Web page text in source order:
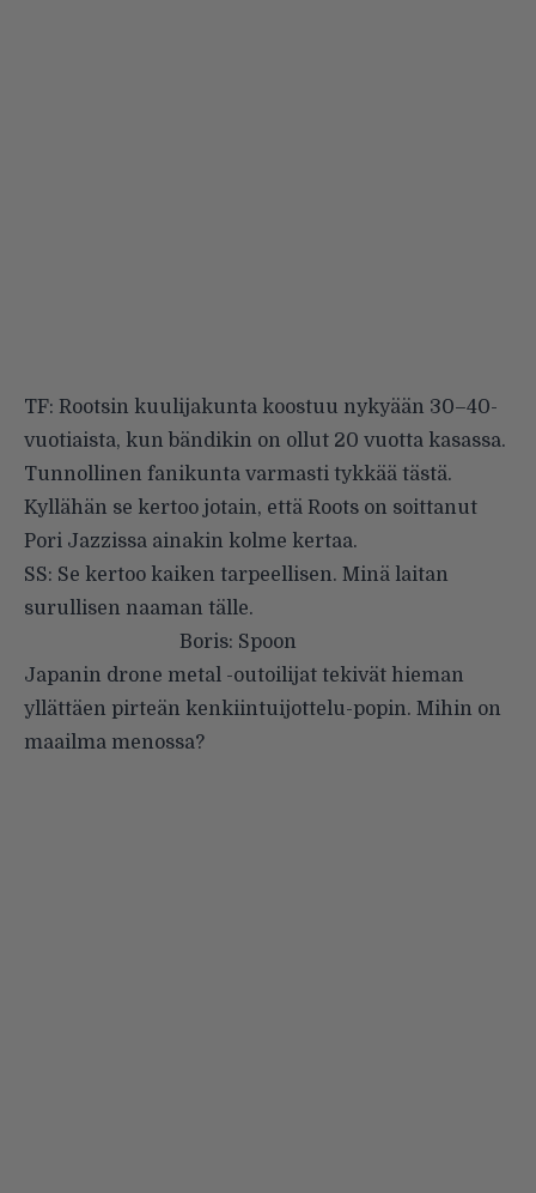
TF: Rootsin kuulijakunta koostuu nykyään 30–40-
vuotiaista, kun bändikin on ollut 20 vuotta kasassa.
Tunnollinen fanikunta varmasti tykkää tästä.
Kyllähän se kertoo jotain, että Roots on soittanut
Pori Jazzissa ainakin kolme kertaa.
SS: Se kertoo kaiken tarpeellisen. Minä laitan
surullisen naaman tälle.
Boris: Spoon
Japanin drone metal -outoilijat tekivät hieman
yllättäen pirteän kenkiintuijottelu-popin. Mihin on
maailma menossa?